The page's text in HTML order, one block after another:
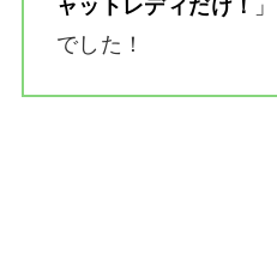
ャットレディだけ！
」
でした！